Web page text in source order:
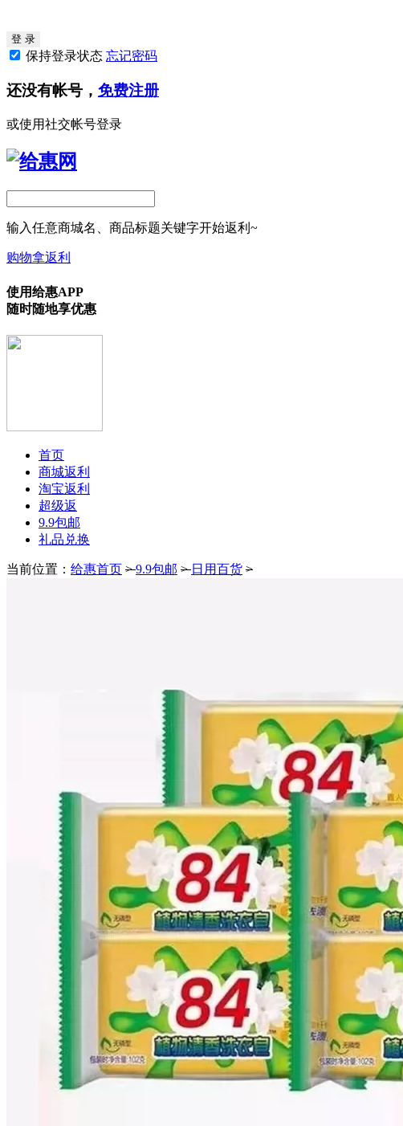
保持登录状态 忘记密码
还没有帐号， 免费注册
或使用社交帐号登录
输入任意商城名、商品标题关键字开始返利~
购物拿返利
使用给惠APP
随时随地享优惠
首页
商城返利
淘宝返利
超级返
9.9包邮
礼品兑换
当前位置： 给惠首页 >9.9包邮 >日用百货 >